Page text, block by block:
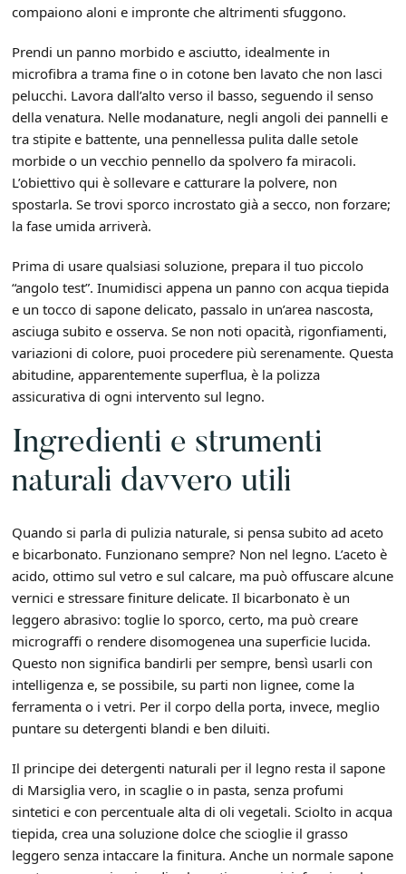
compaiono aloni e impronte che altrimenti sfuggono.
Prendi un panno morbido e asciutto, idealmente in
microfibra a trama fine o in cotone ben lavato che non lasci
pelucchi. Lavora dall’alto verso il basso, seguendo il senso
della venatura. Nelle modanature, negli angoli dei pannelli e
tra stipite e battente, una pennellessa pulita dalle setole
morbide o un vecchio pennello da spolvero fa miracoli.
L’obiettivo qui è sollevare e catturare la polvere, non
spostarla. Se trovi sporco incrostato già a secco, non forzare;
la fase umida arriverà.
Prima di usare qualsiasi soluzione, prepara il tuo piccolo
“angolo test”. Inumidisci appena un panno con acqua tiepida
e un tocco di sapone delicato, passalo in un’area nascosta,
asciuga subito e osserva. Se non noti opacità, rigonfiamenti,
variazioni di colore, puoi procedere più serenamente. Questa
abitudine, apparentemente superflua, è la polizza
assicurativa di ogni intervento sul legno.
Ingredienti e strumenti
naturali davvero utili
Quando si parla di pulizia naturale, si pensa subito ad aceto
e bicarbonato. Funzionano sempre? Non nel legno. L’aceto è
acido, ottimo sul vetro e sul calcare, ma può offuscare alcune
vernici e stressare finiture delicate. Il bicarbonato è un
leggero abrasivo: toglie lo sporco, certo, ma può creare
micrograffi o rendere disomogenea una superficie lucida.
Questo non significa bandirli per sempre, bensì usarli con
intelligenza e, se possibile, su parti non lignee, come la
ferramenta o i vetri. Per il corpo della porta, invece, meglio
puntare su detergenti blandi e ben diluiti.
Il principe dei detergenti naturali per il legno resta il sapone
di Marsiglia vero, in scaglie o in pasta, senza profumi
sintetici e con percentuale alta di oli vegetali. Sciolto in acqua
tiepida, crea una soluzione dolce che scioglie il grasso
leggero senza intaccare la finitura. Anche un normale sapone